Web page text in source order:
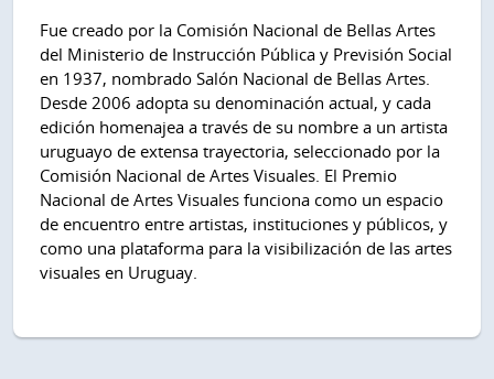
Fue creado por la Comisión Nacional de Bellas Artes
del Ministerio de Instrucción Pública y Previsión Social
en 1937, nombrado Salón Nacional de Bellas Artes.
Desde 2006 adopta su denominación actual, y cada
edición homenajea a través de su nombre a un artista
uruguayo de extensa trayectoria, seleccionado por la
Comisión Nacional de Artes Visuales. El Premio
Nacional de Artes Visuales funciona como un espacio
de encuentro entre artistas, instituciones y públicos, y
como una plataforma para la visibilización de las artes
visuales en Uruguay.